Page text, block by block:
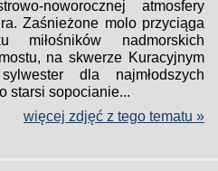
noworocznej atmosfery
Zaśnieżone molo przyciąga
nadmorskich
na skwerze Kuracyjnym
dla najmłodszych
starsi sopocianie...
więcej zdjęć z tego tematu »